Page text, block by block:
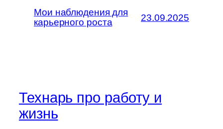
Мои наблюдения для
карьерного роста
23.09.2025
Технарь про работу и
жизнь